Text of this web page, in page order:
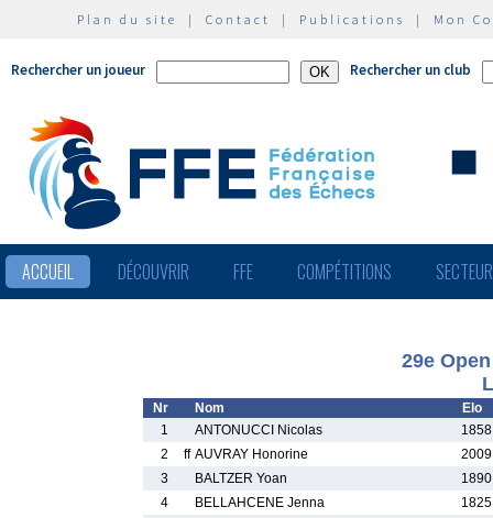
Plan du site | Contact | Publications | Mon
Rechercher un joueur Rechercher un club
ACCUEIL DÉCOUVRIR FFE COMPÉTITIONS
29e
Nr Nom
Elo
1
ANTONUCCI Nicolas
2
ff AUVRAY Honorine
3
BALTZER Yoan
4
BELLAHCENE Jenna